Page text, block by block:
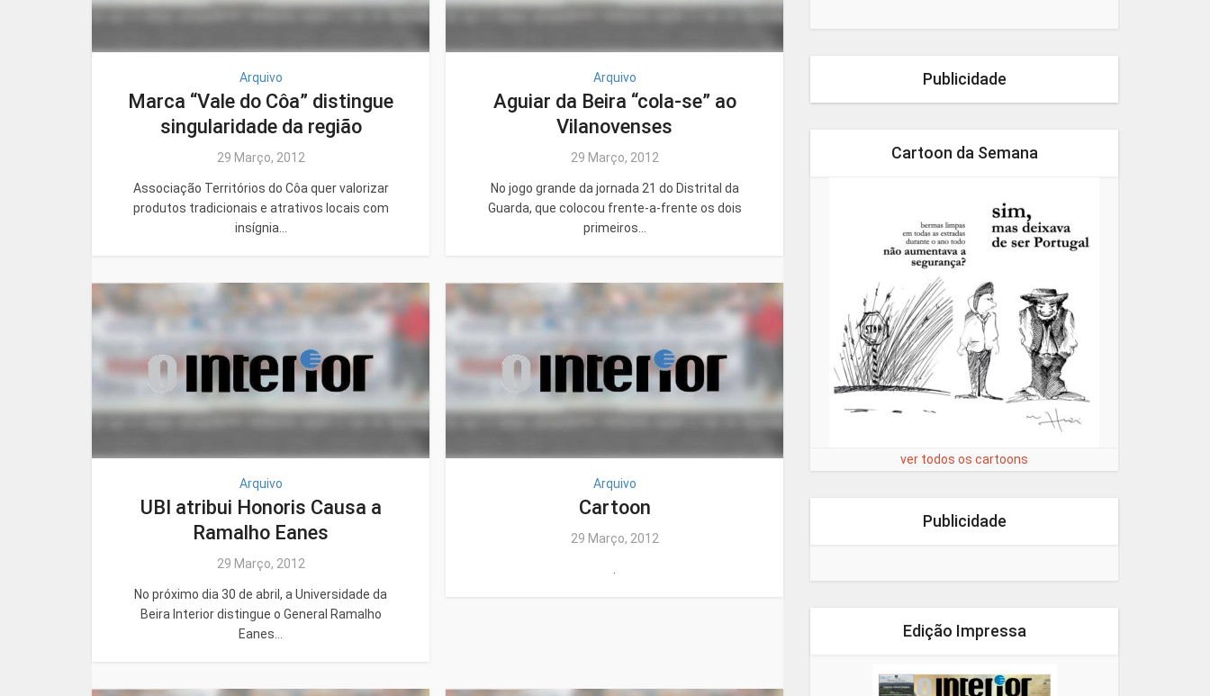
Arquivo
Marca “Vale do Côa” distingue
singularidade da região
29 Março, 2012
Associação Territórios do Côa quer valorizar
produtos tradicionais e atrativos locais com
insígnia...
Arquivo
Aguiar da Beira “cola-se” ao
Vilanovenses
29 Março, 2012
No jogo grande da jornada 21 do Distrital da
Guarda, que colocou frente-a-frente os dois
primeiros...
Arquivo
UBI atribui Honoris Causa a
Ramalho Eanes
29 Março, 2012
No próximo dia 30 de abril, a Universidade da
Beira Interior distingue o General Ramalho
Eanes...
Arquivo
Cartoon
29 Março, 2012
Publicidade
Cartoon da Semana
ver todos os cartoons
Publicidade
Edição Impressa